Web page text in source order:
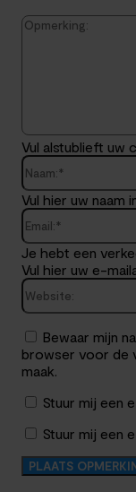
Vul alstublieft uw
Vul hier uw naam
Je hebt een
Vul hier uw e-
Bewaar mijn
browser voor de
maak.
Stuur mij een
Stuur mij een